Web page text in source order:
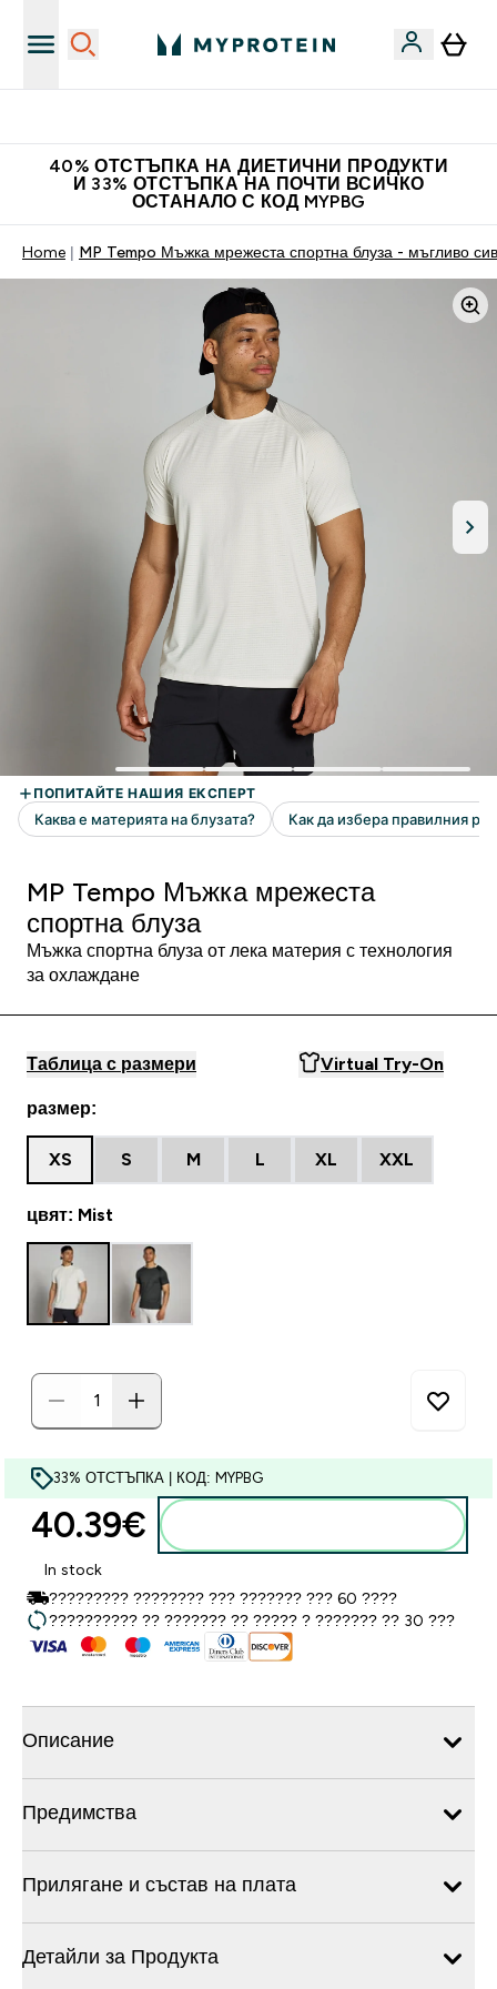
40% ОТСТЪПКА НА ДИЕТИЧНИ ПРОДУКТИ
И 33% ОТСТЪПКА НА ПОЧТИ ВСИЧКО
ОСТАНАЛО С КОД MYPBG
Home MP Tempo Мъжка мрежеста спортна блуза - мъгливо
MP Tempo Мъжка мрежеста
спортна блуза
Мъжка спортна блуза от лека материя с технология
за охлаждане
Таблица с размери Virtual Try-On
размер:
XS S M L XL XXL
цвят: Mist
33% ОТСТЪПКА | КОД: MYPBG
40.39€‎
In stock
????????? ???????? ??? ??????? ??? 60 ????
?????????? ?? ??????? ?? ????? ? ??????? ?? 30 ???
Описание
Предимства
Прилягане и състав на плата
Детайли за Продукта